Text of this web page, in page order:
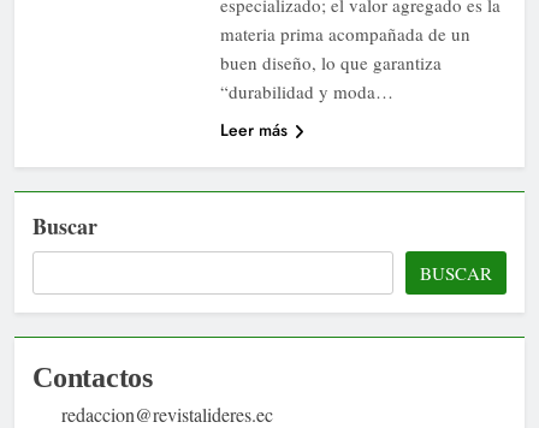
materia prima acompañada de un
buen diseño, lo que garantiza
“durabilidad y moda…
Leer más
Buscar
BUSCAR
Contactos
redaccion@revistalideres.ec